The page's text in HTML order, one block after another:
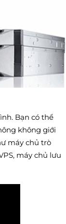
Bạn có thể
không giới
máy chủ trò
máy chủ lưu